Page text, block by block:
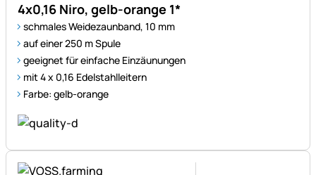
4x0,16 Niro, gelb-orange 1*
schmales Weidezaunband, 10 mm
auf einer 250 m Spule
geeignet für einfache Einzäunungen
mit 4 x 0,16 Edelstahlleitern
Farbe: gelb-orange